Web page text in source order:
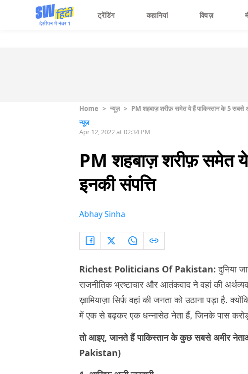
ट्रेंडिंग कहानियां क्विज़
Home > न्यूज़ > PM शहबाज़ शरीफ़ समेत ये हैं पाकिस्तान के 5 सबसे
न्यूज़
Apr 12, 2022 at 02:34 PM
PM शहबाज़ शरीफ़ समेत ये
इनकी संपत्ति
Abhay Sinha
Richest Politicians Of Pakistan: दुनिया
राजनीतिक भ्रष्टाचार और आतंकवाद ने वहां की
ख़ामियाज़ा सिर्फ़ वहां की जनता को उठाना पड़ा है.
में एक से बढ़कर एक धन्नासेठ नेता हैं, जिनके पास
तो आइए, जानते हैं पाकिस्तान के कुछ सबसे अमीर
Pakistan)